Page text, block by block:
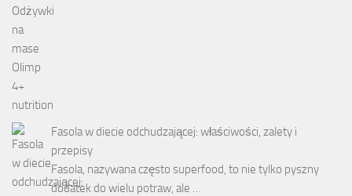
Fasola w diecie odchudzającej: właściwości, zalety i
przepisy
Fasola, nazywana często superfood, to nie tylko pyszny
dodatek do wielu potraw, ale …